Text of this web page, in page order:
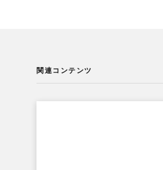
関連コンテンツ